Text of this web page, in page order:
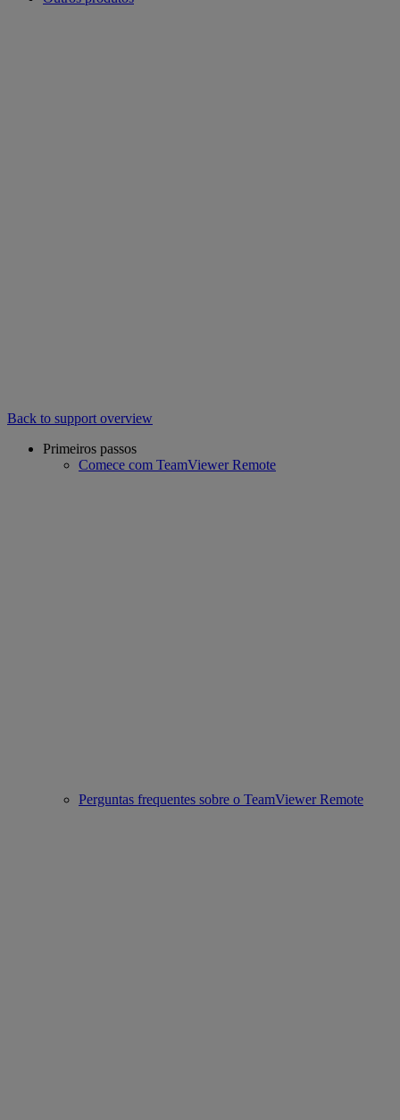
Back to support overview
Primeiros passos
Comece com TeamViewer Remote
Perguntas frequentes sobre o TeamViewer Remote